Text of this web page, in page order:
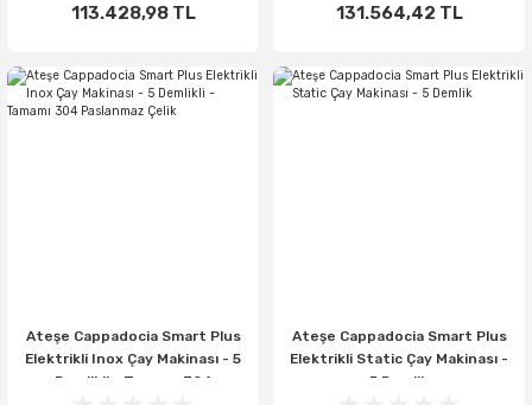
113.428,98 TL 131.564,42 TL
Ateşe Cappadocia Smart Plus
Elektrikli Inox Çay Makinası - 5
Demlikli - Tamamı 304
Ateşe Cappadocia Smart Plus
Elektrikli Static Çay Makinası -
5 Demlik